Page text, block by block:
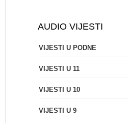
AUDIO VIJESTI
VIJESTI U PODNE
VIJESTI U 11
VIJESTI U 10
VIJESTI U 9